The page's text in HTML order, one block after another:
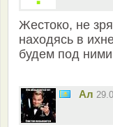
Жестоко, не
находясь в
будем под
Ал